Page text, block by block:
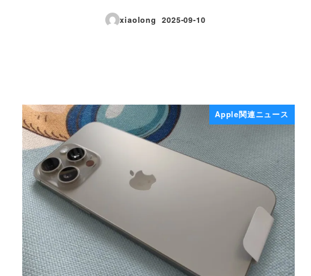
xiaolong
投稿日
2025-09-10
Apple関連ニュース